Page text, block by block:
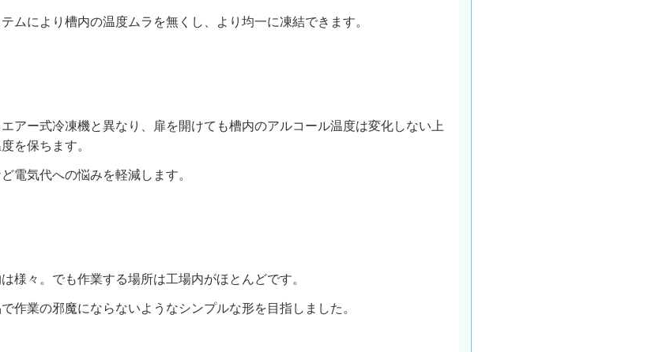
ムにより槽内の温度ムラを無くし、より均一に凍結できます。
アー式冷凍機と異なり、扉を開けても槽内のアルコール温度は変化しない上
を保ちます。
電気代への悩みを軽減します。
様々。でも作業する場所は工場内がほとんどです。
作業の邪魔にならないようなシンプルな形を目指しました。